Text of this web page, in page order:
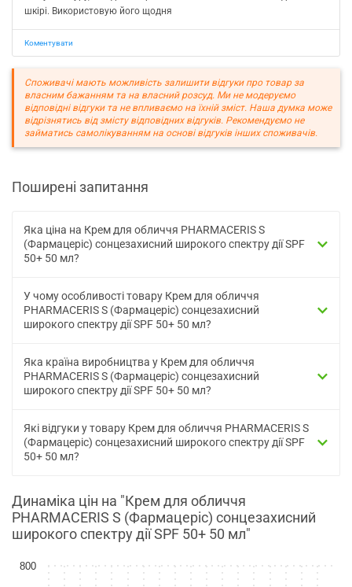
шкірі. Використовую його щодня
Коментувати
Споживачі мають можливість залишити відгуки про товар за
власним бажанням та на власний розсуд. Ми не модеруємо
відповідні відгуки та не впливаємо на їхній зміст. Наша думка може
відрізнятись від змісту відповідних відгуків. Рекомендуємо не
займатись самолікуванням на основі відгуків інших споживачів.
Поширені запитання
Яка ціна на Крем для обличчя PHARMACERIS S
(Фармацеріс) сонцезахисний широкого спектру дії SPF
50+ 50 мл?
У чому особливості товару Крем для обличчя
PHARMACERIS S (Фармацеріс) сонцезахисний
широкого спектру дії SPF 50+ 50 мл?
Яка країна виробництва у Крем для обличчя
PHARMACERIS S (Фармацеріс) сонцезахисний
широкого спектру дії SPF 50+ 50 мл?
Які відгуки у товару Крем для обличчя PHARMACERIS S
(Фармацеріс) сонцезахисний широкого спектру дії SPF
50+ 50 мл?
Динаміка цін на "Крем для обличчя
PHARMACERIS S (Фармацеріс) сонцезахисний
широкого спектру дії SPF 50+ 50 мл"
800